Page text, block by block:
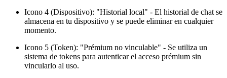
Icono 4 (Dispositivo): "Historial local" - El historial de chat se
almacena en tu dispositivo y se puede eliminar en cualquier
momento.
Icono 5 (Token): "Prémium no vinculable" - Se utiliza un
sistema de tokens para autenticar el acceso prémium sin
vincularlo al uso.